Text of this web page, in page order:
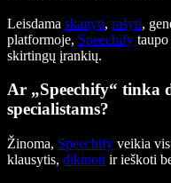
Leisdama skaityti, rašyti,
platformoje, Speechify
skirtingų įrankių.
Ar „Speechify“ tinka
specialistams?
Žinoma, Speechify veikia
klausytis, diktuoti ir ieškoti